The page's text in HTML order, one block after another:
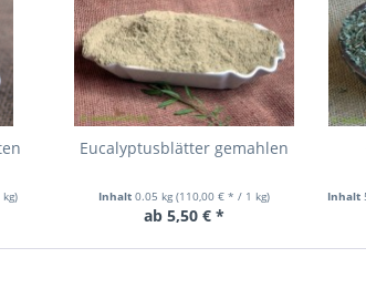
Eucalyptusblätter gemahlen
Inhalt 0.05 kg (110,00 € * / 1 kg)
ab 5,50 € *
Inhalt